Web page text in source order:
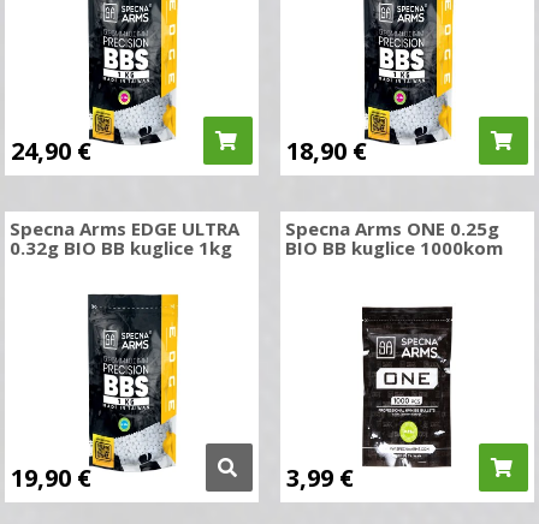
24,90 € 18,90 €
Specna Arms EDGE ULTRA
0.32g BIO BB kuglice 1kg
19,90 €
Specna Arms ONE 0.25g
BIO BB kuglice 1000kom
3,99 €